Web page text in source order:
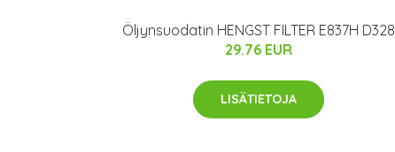
Öljynsuodatin HENGST FILTER E837H D328
29.76 EUR
LISÄTIETOJA